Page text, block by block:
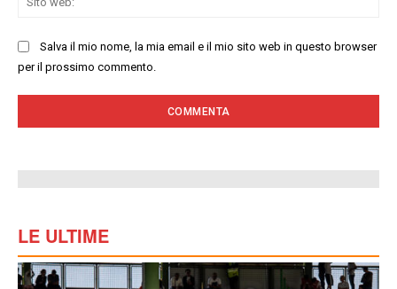
Salva il mio nome, la mia email e il mio sito web in questo browser
per il prossimo commento.
LE ULTIME